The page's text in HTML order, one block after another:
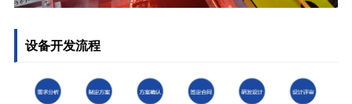
设备开发流程